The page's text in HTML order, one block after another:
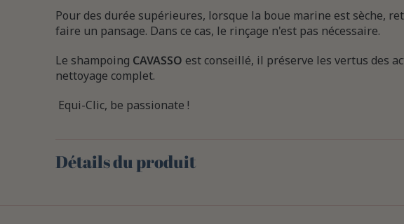
Pour des durée supérieures, lorsque la boue marine est sèche,
faire un pansage. Dans ce cas, le rinçage n'est pas nécessaire.
Le shampoing CAVASSO est conseillé, il préserve les vertus des
nettoyage complet.
Equi-Clic, be passionate !
Détails du produit